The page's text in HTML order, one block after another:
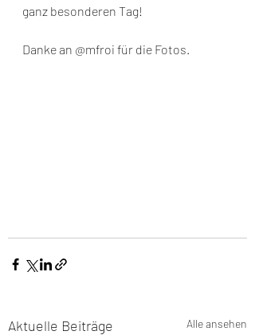
ganz besonderen Tag!
Danke an @mfroi für die Fotos.
Aktuelle Beiträge Alle ansehen